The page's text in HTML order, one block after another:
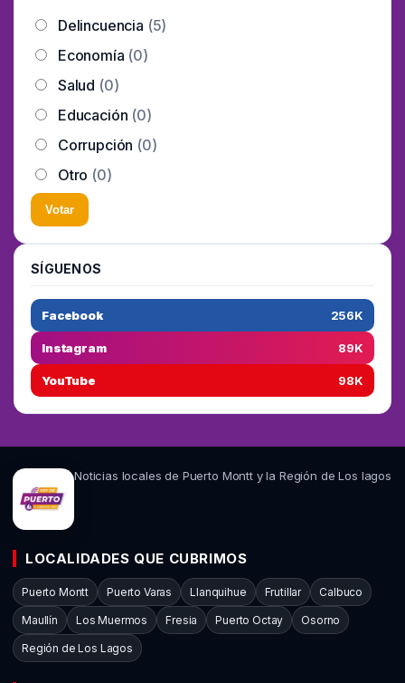
Delincuencia (5)
Economía (0)
Salud (0)
Educación (0)
Corrupción (0)
Otro (0)
Votar
SÍGUENOS
Facebook 256K
Instagram 89K
YouTube 98K
Noticias locales de Puerto Montt y la Región de Los lagos
LOCALIDADES QUE CUBRIMOS
Puerto Montt Puerto Varas Llanquihue Frutillar Calbuco
Maullín Los Muermos Fresia Puerto Octay Osorno
Región de Los Lagos